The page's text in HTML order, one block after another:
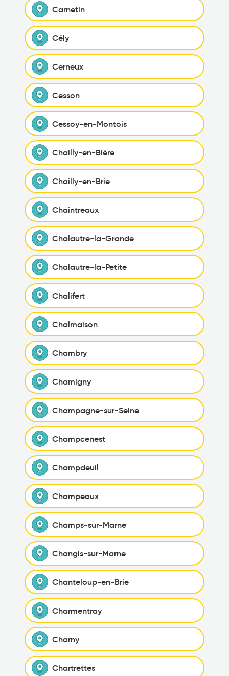
Carnetin
Cély
Cerneux
Cesson
Cessoy-en-Montois
Chailly-en-Bière
Chailly-en-Brie
Chaintreaux
Chalautre-la-Grande
Chalautre-la-Petite
Chalifert
Chalmaison
Chambry
Chamigny
Champagne-sur-Seine
Champcenest
Champdeuil
Champeaux
Champs-sur-Marne
Changis-sur-Marne
Chanteloup-en-Brie
Charmentray
Charny
Chartrettes